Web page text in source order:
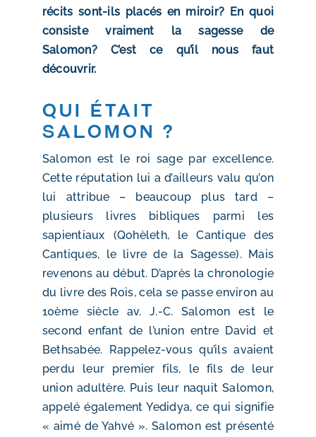
récits sont-ils placés en miroir? En quoi
consiste vraiment la sagesse de
Salomon? C’est ce qu’il nous faut
découvrir.
Qui était
Salomon ?
Salomon est le roi sage par excellence.
Cette réputation lui a d’ailleurs valu qu’on
lui attribue – beaucoup plus tard –
plusieurs livres bibliques parmi les
sapientiaux (Qohèleth, le Cantique des
Cantiques, le livre de la Sagesse). Mais
revenons au début. D’après la chronologie
du livre des Rois, cela se passe environ au
10ème siècle av. J.-C. Salomon est le
second enfant de l’union entre David et
Bethsabée. Rappelez-vous qu’ils avaient
perdu leur premier fils, le fils de leur
union adultère. Puis leur naquit Salomon,
appelé également Yedidya, ce qui signifie
« aimé de Yahvé ». Salomon est présenté